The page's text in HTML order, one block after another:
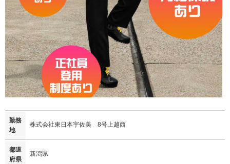
勤務
地
株式会社東日本宇佐美 8号上越西
都道
府県
新潟県